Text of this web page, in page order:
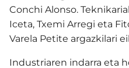
Conchi Alonso.
Iceta, Txemi Arregi eta
Varela Petite argazkilari
Industriaren indarra eta